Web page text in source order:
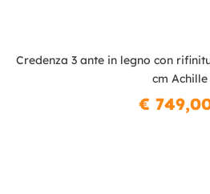
Credenza 3 ante in legno con
cm Achille
€